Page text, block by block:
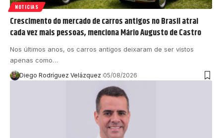
NOTICIAS
Crescimento do mercado de carros antigos no Brasil atrai
cada vez mais pessoas, menciona Mário Augusto de Castro
Nos últimos anos, os carros antigos deixaram de ser vistos
apenas como…
Diego Rodríguez Velázquez 05/08/2026